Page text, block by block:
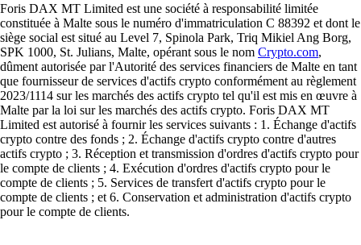
Foris DAX MT Limited est une société à responsabilité limitée
constituée à Malte sous le numéro d'immatriculation C 88392 et dont le
siège social est situé au Level 7, Spinola Park, Triq Mikiel Ang Borg,
SPK 1000, St. Julians, Malte, opérant sous le nom Crypto.com,
dûment autorisée par l'Autorité des services financiers de Malte en tant
que fournisseur de services d'actifs crypto conformément au règlement
2023/1114 sur les marchés des actifs crypto tel qu'il est mis en œuvre à
Malte par la loi sur les marchés des actifs crypto. Foris DAX MT
Limited est autorisé à fournir les services suivants : 1. Échange d'actifs
crypto contre des fonds ; 2. Échange d'actifs crypto contre d'autres
actifs crypto ; 3. Réception et transmission d'ordres d'actifs crypto pour
le compte de clients ; 4. Exécution d'ordres d'actifs crypto pour le
compte de clients ; 5. Services de transfert d'actifs crypto pour le
compte de clients ; et 6. Conservation et administration d'actifs crypto
pour le compte de clients.